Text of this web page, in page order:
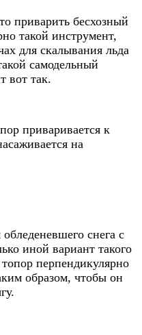
приварить бесхозный
такой инструмент,
для скалывания льда
самодельный
вот так.
приваривается к
на
снега с
иной вариант такого
перпендикулярно
образом, чтобы он